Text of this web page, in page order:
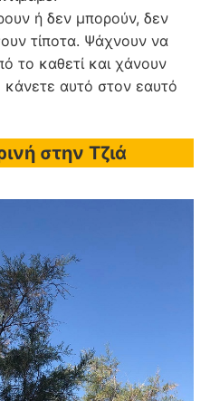
ή δεν μπορούν, δεν
τίποτα. Ψάχνουν να
το καθετί και χάνουν
αυτό στον εαυτό
στην Τζιά